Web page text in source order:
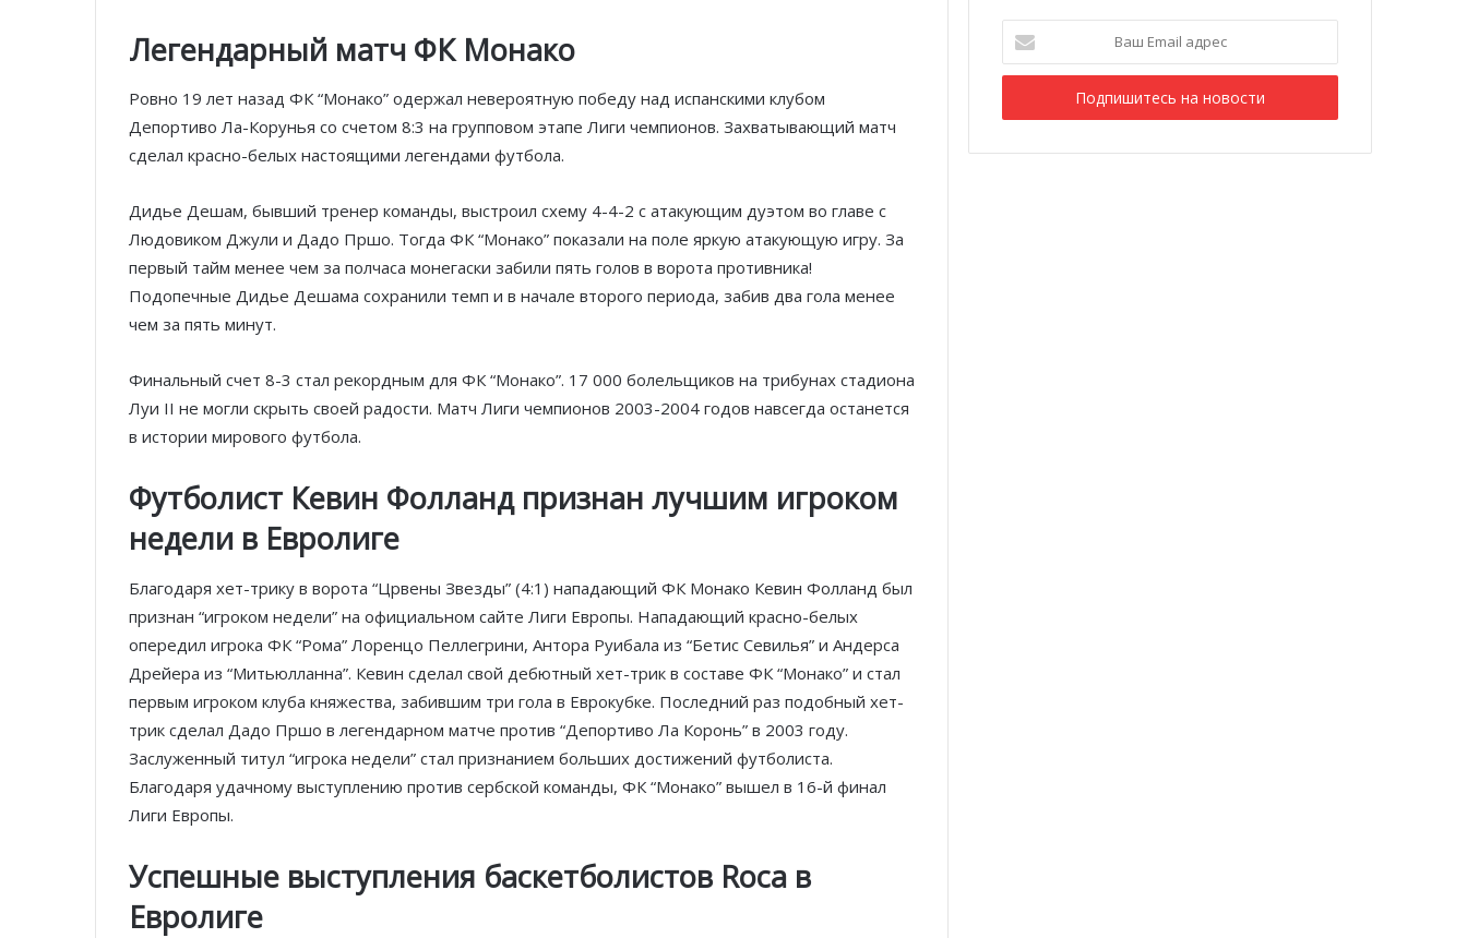
Легендарный матч ФК Монако
Ровно 19 лет назад ФК “Монако” одержал невероятную победу над испанскими клубом
Депортиво Ла-Корунья со счетом 8:3 на групповом этапе Лиги чемпионов. Захватывающий матч
сделал красно-белых настоящими легендами футбола.
Дидье Дешам, бывший тренер команды, выстроил схему 4-4-2 с атакующим дуэтом во главе с
Людовиком Джули и Дадо Пршо. Тогда ФК “Монако” показали на поле яркую атакующую игру. За
первый тайм менее чем за полчаса монегаски забили пять голов в ворота противника!
Подопечные Дидье Дешама сохранили темп и в начале второго периода, забив два гола менее
чем за пять минут.
Финальный счет 8-3 стал рекордным для ФК “Монако”. 17 000 болельщиков на трибунах стадиона
Луи II не могли скрыть своей радости. Матч Лиги чемпионов 2003-2004 годов навсегда останется
в истории мирового футбола.
Футболист Кевин Фолланд признан лучшим игроком
недели в Евролиге
Благодаря хет-трику в ворота “Црвены Звезды” (4:1) нападающий ФК Монако Кевин Фолланд был
признан “игроком недели” на официальном сайте Лиги Европы. Нападающий красно-белых
опередил игрока ФК “Рома” Лоренцо Пеллегрини, Антора Руибала из “Бетис Севилья” и Андерса
Дрейера из “Митьюлланна”. Кевин сделал свой дебютный хет-трик в составе ФК “Монако” и стал
первым игроком клуба княжества, забившим три гола в Еврокубке. Последний раз подобный хет-
трик сделал Дадо Пршо в легендарном матче против “Депортиво Ла Коронь” в 2003 году.
Заслуженный титул “игрока недели” стал признанием больших достижений футболиста.
Благодаря удачному выступлению против сербской команды, ФК “Монако” вышел в 16-й финал
Лиги Европы.
Успешные выступления баскетболистов Roca в
Евролиге
Email
адрес